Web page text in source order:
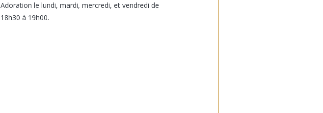
Adoration le lundi, mardi, mercredi, et vendredi de
18h30 à 19h00.